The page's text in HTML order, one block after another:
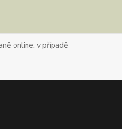
online; v případě